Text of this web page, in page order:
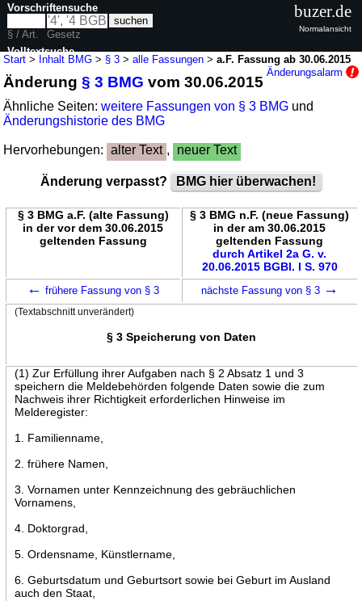
Start > Inhalt BMG > § 3 >alle Fassungen >a.F. Fassung ab 30.06.2015
Änderungsalarm
Änderung§ 3 BMG vom 30.06.2015
Ähnliche Seiten:weitere Fassungen von § 3 BMG und
Änderungshistorie des BMG
Hervorhebungen: alter Text , neuer Text
Änderung verpasst? BMG hier überwachen!
§ 3 BMG a.F. (alte Fassung)
in der vor dem 30.06.2015
geltenden Fassung
§ 3 BMG n.F. (neue Fassung)
in der am 30.06.2015
geltenden Fassung
durch Artikel 2a G. v.
20.06.2015 BGBl. I S. 970
← frühere Fassung von § 3 nächste Fassung von § 3 →
(Textabschnitt unverändert)
§ 3 Speicherung von Daten
(1) Zur Erfüllung ihrer Aufgaben nach § 2 Absatz 1 und 3
speichern die Meldebehörden folgende Daten sowie die zum
Nachweis ihrer Richtigkeit erforderlichen Hinweise im
Melderegister:
1. Familienname,
2. frühere Namen,
3. Vornamen unter Kennzeichnung des gebräuchlichen
Vornamens,
4. Doktorgrad,
5. Ordensname, Künstlername,
6. Geburtsdatum und Geburtsort sowie bei Geburt im Ausland
auch den Staat,
Vorschriftensuche
§ / Art.
Gesetz
Volltextsuche
nur in BMG
buzer.de
Normalansicht